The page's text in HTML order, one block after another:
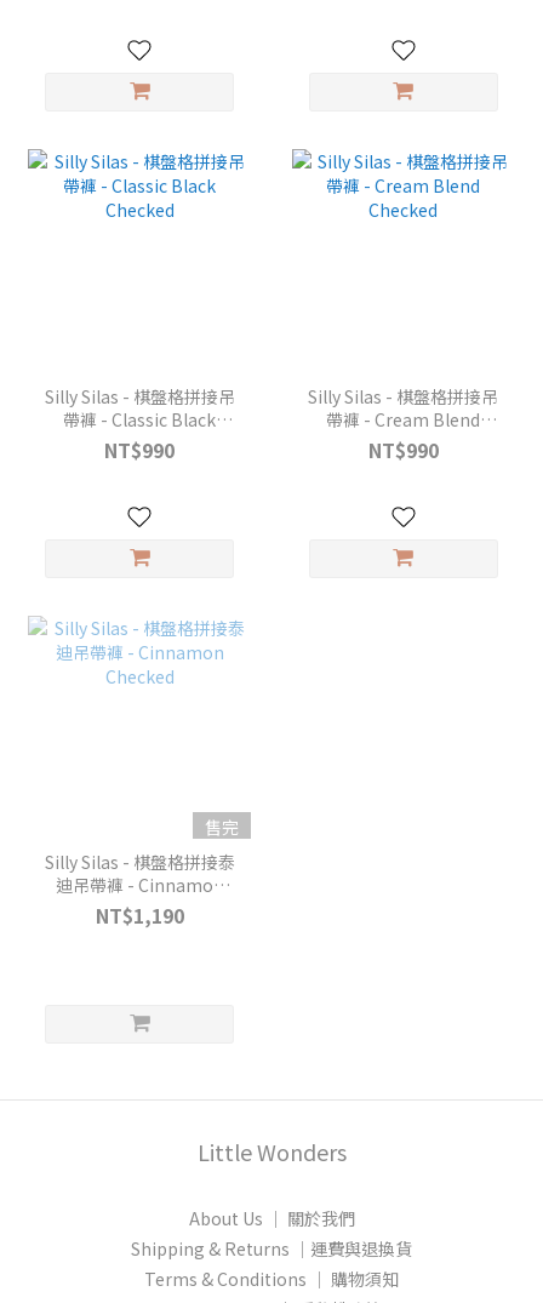
Silly Silas - 棋盤格拼接吊
帶褲 - Classic Black
Checked
NT$990
Silly Silas - 棋盤格拼接吊
帶褲 - Cream Blend
Checked
NT$990
售完
Silly Silas - 棋盤格拼接泰
迪吊帶褲 - Cinnamon
Checked
NT$1,190
Little Wonders
About Us │ 關於我們
Shipping & Returns │運費與退換貨
Terms & Conditions │ 購物須知